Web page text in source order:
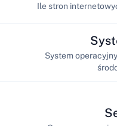
Ile stron
System